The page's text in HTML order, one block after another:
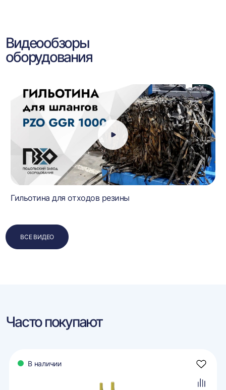
Видеообзоры
оборудования
Гильотина для отходов резины
ВСЕ ВИДЕО
Часто покупают
В наличии